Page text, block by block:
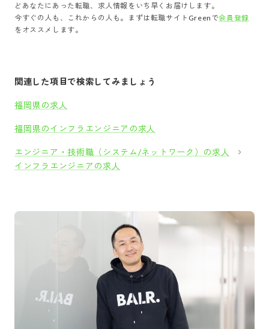
どあなたにあった転職、求人情報をいち早くお届けします。
今すぐの人も、これからの人も。まずは転職サイトGreenで会員登録
をオススメします。
関連した項目で検索してみましょう
福岡県の求人
福岡県のインフラエンジニアの求人
エンジニア・技術職（システム/ネットワーク）の求人
インフラエンジニアの求人